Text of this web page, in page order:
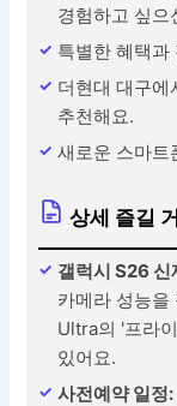
경험하고 싶으
특별한 혜택과
더현대 대구에
추천해요.
새로운 스마트
상세 즐길
갤럭시 S26 신
카메라 성능
Ultra의 '프라
있어요.
사전예약 일정: